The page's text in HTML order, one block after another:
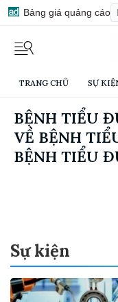
Bảng giá quảng cáo
TRANG CHỦ SỰ
BỆNH TIỂU
VỀ BỆNH
BỆNH TIỂU
Sự kiện